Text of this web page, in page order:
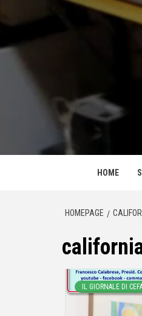
al
HOME
HOMEPAGE
IL GIORNALE DI